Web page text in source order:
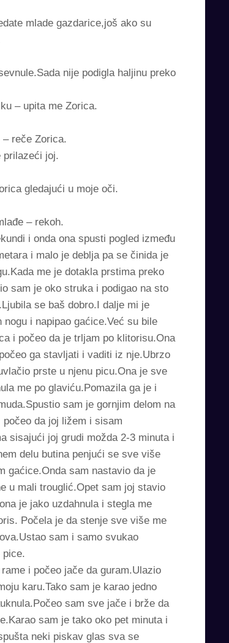
mlade gazdarice,još ako su
nije podigla haljinu preko
– upita me Zorica.
reče Zorica.
prilazeći joj.
gledajući u moje oči.
– rekoh.
i onda ona spusti pogled između
i malo je deblja pa se činida je
me je dotakla prstima preko
sam je oko struka i podigao na sto
se baš dobro.I dalje mi je
i napipao gaćice.Već su bile
i počeo da je trljam po klitorisu.Ona
ga stavljati i vaditi iz nje.Ubrzo
prste u njenu picu.Ona je sve
me po glaviću.Pomazila ga je i
sam je gornjim delom na
da joj ližem i sisam
sisajući joj grudi možda 2-3 minuta i
delu butina penjući se sve više
gaćice.Onda sam nastavio da je
u mali trouglić.Opet sam joj stavio
je jako uzdahnula i stegla me
Počela je da stenje sve više me
sam i samo svukao
pice.
i počeo jače da guram.Ulazio
karu.Tako sam je karao jedno
sam sve jače i brže da
sam je tako oko pet minuta i
neki piskav glas sva se